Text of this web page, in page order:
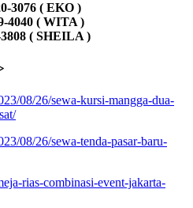
3076 ( EKO )
4040 ( WITA )
3808 ( SHEILA )
08/26/sewa-kursi-mangga-dua-
08/26/sewa-tenda-pasar-baru-
rias-combinasi-event-jakarta-